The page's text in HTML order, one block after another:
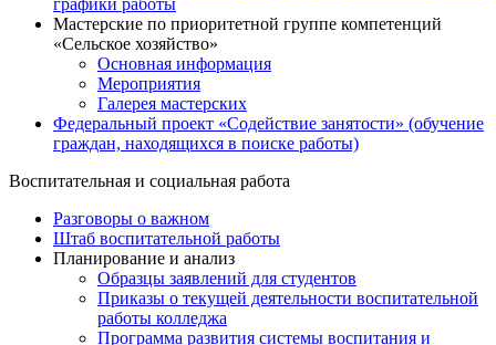
графики работы
Мастерские по приоритетной группе компетенций
«Сельское хозяйство»
Основная информация
Мероприятия
Галерея мастерских
Федеральный проект «Содействие занятости» (обучение
граждан, находящихся в поиске работы)
Воспитательная и социальная работа
Разговоры о важном
Штаб воспитательной работы
Планирование и анализ
Образцы заявлений для студентов
Приказы о текущей деятельности воспитательной
работы колледжа
Программа развития системы воспитания и